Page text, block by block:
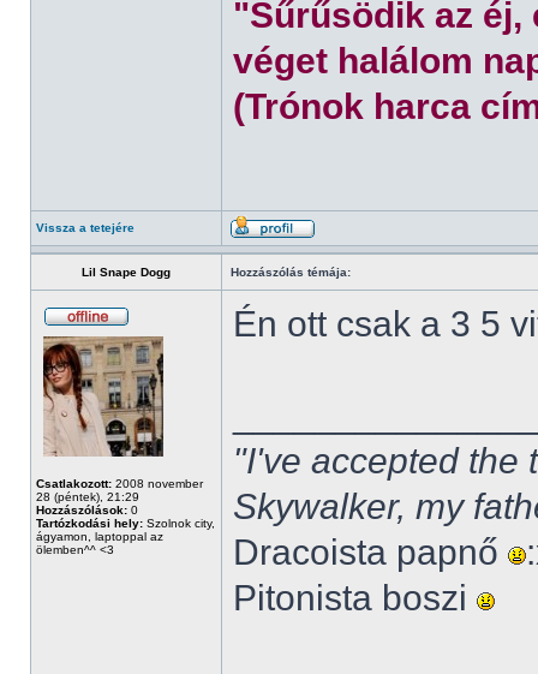
"Sűrűsödik az éj,
véget halálom
(Trónok harca
Vissza a tetejére
Lil Snape Dogg Hozzászólás témája:
Csatlakozott: 2008 november
28 (péntek), 21:29
Hozzászólások: 0
Tartózkodási hely: Szolnok city,
ágyamon, laptoppal az
ölemben^^ <3
Én ott csak a 3 5
"I've accepted the
Skywalker, my
Dracoista papnő
Pitonista boszi